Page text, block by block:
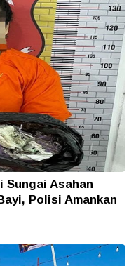
Sungai Asahan
Polisi Amankan